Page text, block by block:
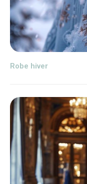
Robe hiver